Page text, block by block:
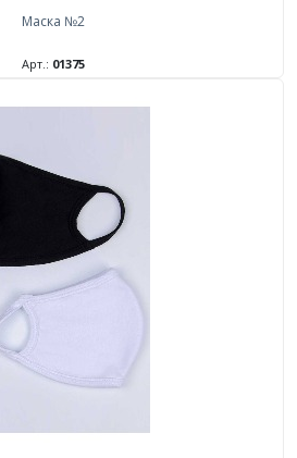
Маска №2
Арт.: 01375